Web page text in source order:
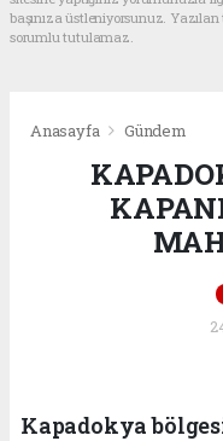
başınıza üstleniyorsunuz.
sorumlu tutulamaz.
Anasayfa Gündem
Kapadokya